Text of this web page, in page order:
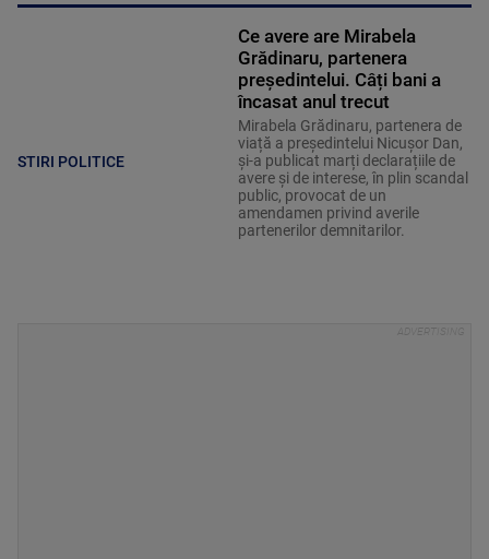
STIRI POLITICE
Ce avere are Mirabela
Grădinaru, partenera
președintelui. Câți bani a
încasat anul trecut
Mirabela Grădinaru, partenera de
viață a președintelui Nicușor Dan,
și-a publicat marți declarațiile de
avere și de interese, în plin scandal
public, provocat de un
amendamen privind averile
partenerilor demnitarilor.